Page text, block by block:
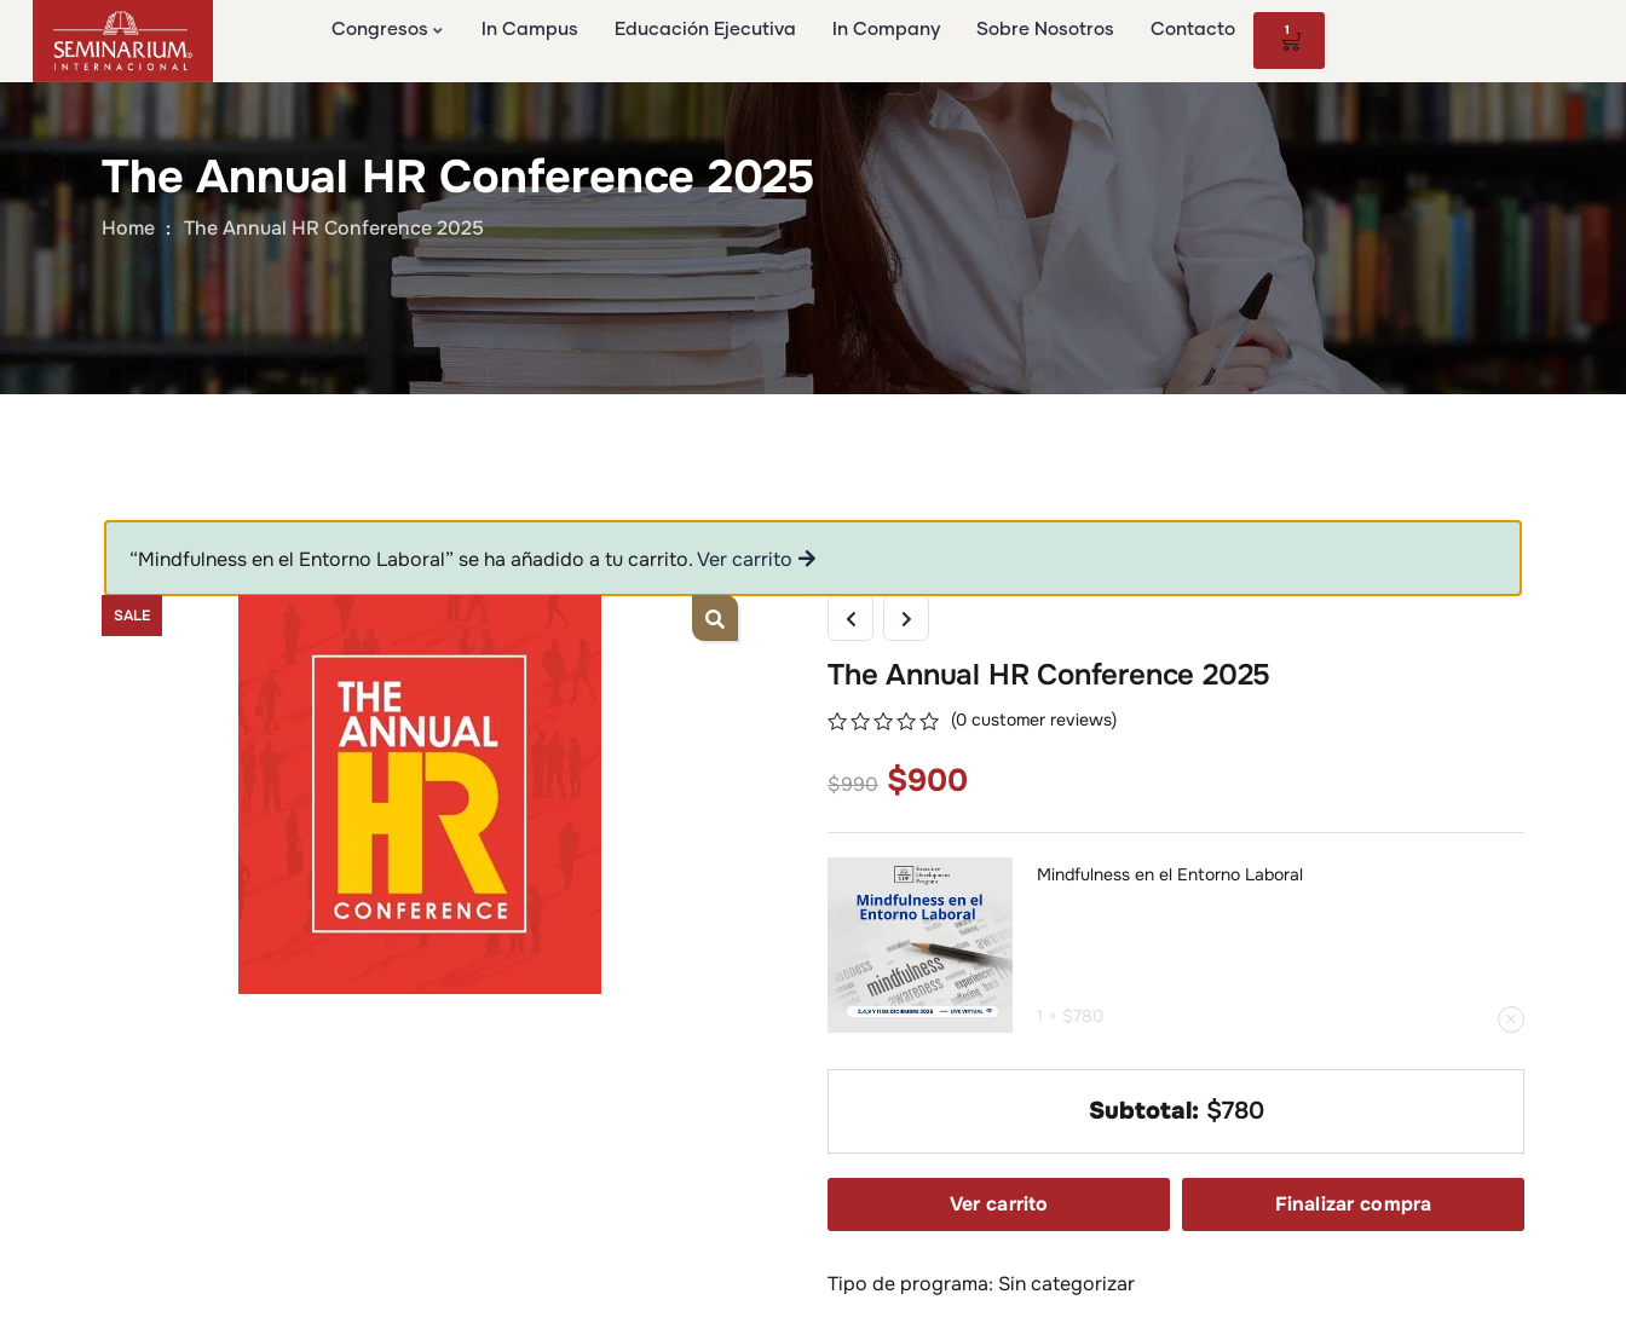
Congresos In Campus Educación Ejecutiva In Company Sobre Nosotros Contacto 1
The Annual HR Conference 2025
Home The Annual HR Conference 2025
“Mindfulness en el Entorno Laboral” se ha añadido a tu carrito.Ver carrito
SALE
The Annual HR Conference 2025
out
of
on
customer
(0 customer reviews)
$990 $900
Mindfulness en el Entorno Laboral
1 × $780
Subtotal: $780
Ver carrito Finalizar compra
Tipo de programa: Sin categorizar